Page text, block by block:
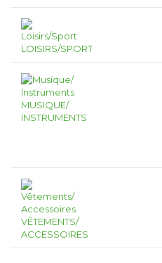
LOISIRS/SPORT
MUSIQUE/
INSTRUMENTS
VÊTEMENTS/
ACCESSOIRES